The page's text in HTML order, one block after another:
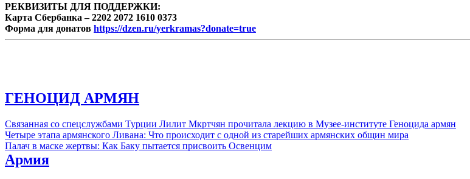
РЕКВИЗИТЫ ДЛЯ ПОДДЕРЖКИ:
Карта Сбербанка – 2202 2072 1610 0373
Форма для донатов https://dzen.ru/yerkramas?donate=true
ГЕНОЦИД АРМЯН
Связанная со спецслужбами Турции Лилит Мкртчян прочитала лекцию в Музее-институте Геноцида армян
Четыре этапа армянского Ливана: Что происходит с одной из старейших армянских общин мира
Палач в маске жертвы: Как Баку пытается присвоить Освенцим
Армия